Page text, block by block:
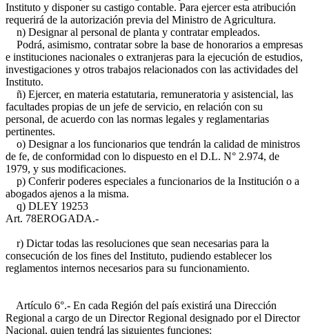
Instituto y disponer su castigo contable. Para ejercer esta atribución
requerirá de la autorización previa del Ministro de Agricultura.
n) Designar al personal de planta y contratar empleados.
Podrá, asimismo, contratar sobre la base de honorarios a empresas
e instituciones nacionales o extranjeras para la ejecución de estudios,
investigaciones y otros trabajos relacionados con las actividades del
Instituto.
ñ) Ejercer, en materia estatutaria, remuneratoria y asistencial, las
facultades propias de un jefe de servicio, en relación con su
personal, de acuerdo con las normas legales y reglamentarias
pertinentes.
o) Designar a los funcionarios que tendrán la calidad de ministros
de fe, de conformidad con lo dispuesto en el D.L. N° 2.974, de
1979, y sus modificaciones.
p) Conferir poderes especiales a funcionarios de la Institución o a
abogados ajenos a la misma.
q) DLEY 19253
Art. 78EROGADA.-
r) Dictar todas las resoluciones que sean necesarias para la
consecución de los fines del Instituto, pudiendo establecer los
reglamentos internos necesarios para su funcionamiento.
Artículo 6°.- En cada Región del país existirá una Dirección
Regional a cargo de un Director Regional designado por el Director
Nacional, quien tendrá las siguientes funciones: